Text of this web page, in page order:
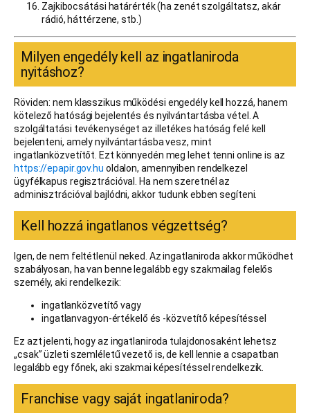
Zajkibocsátási határérték (ha zenét szolgáltatsz, akár
rádió, háttérzene, stb.)
Milyen engedély kell az ingatlaniroda
nyitáshoz?
Röviden: nem klasszikus működési engedély kell hozzá, hanem
kötelező hatósági bejelentés és nyilvántartásba vétel. A
szolgáltatási tevékenységet az illetékes hatóság felé kell
bejelenteni, amely nyilvántartásba vesz, mint
ingatlanközvetítőt. Ezt könnyedén meg lehet tenni online is az
https://epapir.gov.hu oldalon, amennyiben rendelkezel
ügyfélkapus regisztrációval. Ha nem szeretnél az
adminisztrációval bajlódni, akkor tudunk ebben segíteni.
Kell hozzá ingatlanos végzettség?
Igen, de nem feltétlenül neked. Az ingatlaniroda akkor működhet
szabályosan, ha van benne legalább egy szakmailag felelős
személy, aki rendelkezik:
ingatlanközvetítő vagy
ingatlanvagyon-értékelő és -közvetítő képesítéssel
Ez azt jelenti, hogy az ingatlaniroda tulajdonosaként lehetsz
„csak” üzleti szemléletű vezető is, de kell lennie a csapatban
legalább egy főnek, aki szakmai képesítéssel rendelkezik.
Franchise vagy saját ingatlaniroda?